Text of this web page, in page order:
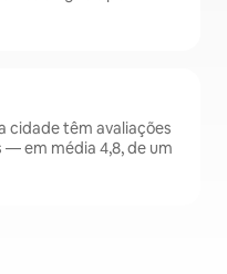
cidade têm avaliações
em média 4,8, de um